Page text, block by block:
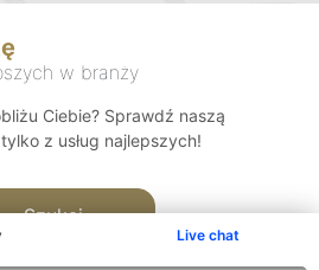
Live chat
w branży
Ciebie? Sprawdź naszą
z usług najlepszych!
Szukaj